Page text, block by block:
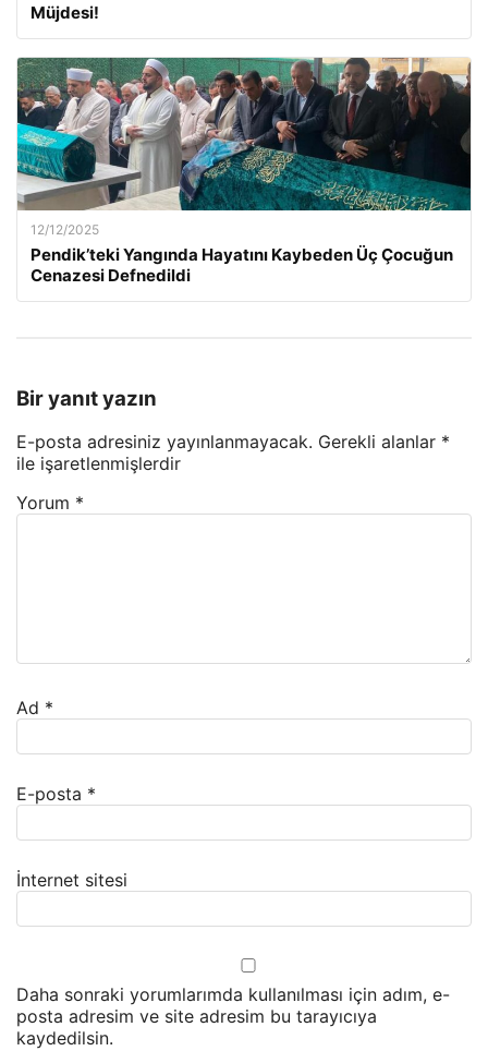
Müjdesi!
12/12/2025
Pendik’teki Yangında Hayatını Kaybeden Üç Çocuğun
Cenazesi Defnedildi
Bir yanıt yazın
E-posta adresiniz yayınlanmayacak. Gerekli alanlar *
ile işaretlenmişlerdir
Yorum *
Ad *
E-posta *
İnternet sitesi
Daha sonraki yorumlarımda kullanılması için adım, e-
posta adresim ve site adresim bu tarayıcıya
kaydedilsin.